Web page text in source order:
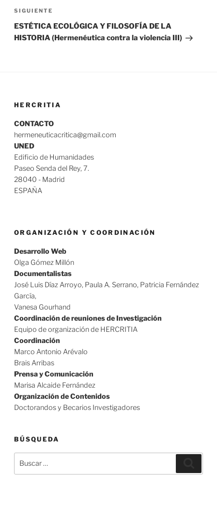
Siguiente
entrada
SIGUIENTE
ESTÉTICA ECOLÓGICA Y FILOSOFÍA DE LA
HISTORIA (Hermenéutica contra la violencia III)
HERCRITIA
CONTACTO
hermeneuticacritica@gmail.com
UNED
Edificio de Humanidades
Paseo Senda del Rey, 7.
28040 - Madrid
ESPAÑA
ORGANIZACIÓN Y COORDINACIÓN
Desarrollo Web
Olga Gómez Millón
Documentalistas
José Luis Díaz Arroyo, Paula A. Serrano, Patricia Fernández
García,
Vanesa Gourhand
Coordinación de reuniones de Investigación
Equipo de organización de HERCRITIA
Coordinación
Marco Antonio Arévalo
Brais Arribas
Prensa y Comunicación
Marisa Alcaide Fernández
Organización de Contenidos
Doctorandos y Becarios Investigadores
BÚSQUEDA
por: